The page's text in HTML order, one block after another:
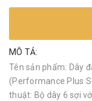
MÔ TẢ:
Tên sản phẩm: Dây
(Performance Plus
thuật: Bộ dây 6 sợi